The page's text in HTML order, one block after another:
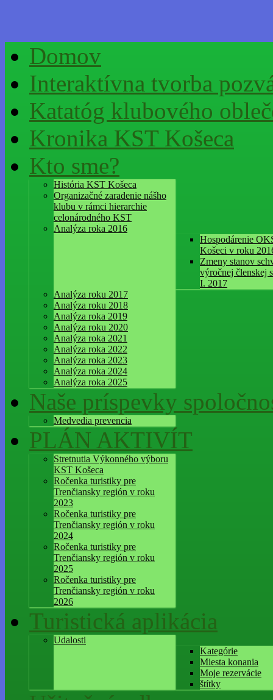
Domov
Interaktívna tvorba
Katatóg klubového
Kronika KST Košeca
Kto sme?
História KST Košeca
Organizačné zaradenie nášho
klubu v rámci hierarchie
celonárodného KST
Analýza roka 2016
Hospodárenie
Košeci v roku
Zmeny stanov
výročnej členskej
I. 2017
Analýza roku 2017
Analýza roku 2018
Analýza roka 2019
Analýza roku 2020
Analýza roka 2021
Analýza roka 2022
Analýza roka 2023
Analýza roka 2024
Analýza roka 2025
Naše príspevky
Medvedia prevencia
PLÁN AKTIVÍT
Stretnutia Výkonného výboru
KST Košeca
Ročenka turistiky pre
Trenčiansky región v roku
2023
Ročenka turistiky pre
Trenčiansky región v roku
2024
Ročenka turistiky pre
Trenčiansky región v roku
2025
Ročenka turistiky pre
Trenčiansky región v roku
2026
Turistická aplikácia
Udalosti
Kategórie
Miesta konania
Moje rezervácie
štítky